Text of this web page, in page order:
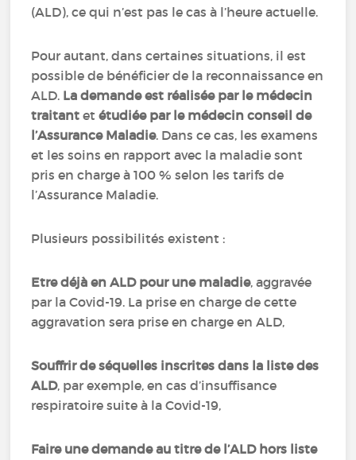
(ALD), ce qui n’est pas le cas à l’heure actuelle.
Pour autant, dans certaines situations, il est
possible de bénéficier de la reconnaissance en
ALD. La demande est réalisée par le médecin
traitant etétudiée par le médecin conseil de
l’Assurance Maladie. Dans ce cas, les examens
et les soins en rapport avec la maladie sont
pris en charge à 100 % selon les tarifs de
l’Assurance Maladie.
Plusieurs possibilités existent :
Etre déjà en ALD pour une maladie, aggravée
par la Covid-19. La prise en charge de cette
aggravation sera prise en charge en ALD,
Souffrir de séquelles inscrites dans la liste des
ALD, par exemple, en cas d’insuffisance
respiratoire suite à la Covid-19,
Faire une demande au titre de l’ALD hors liste